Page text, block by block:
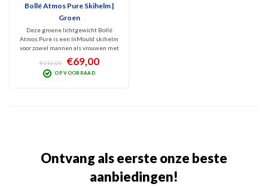
Bollé Atmos Pure Skihelm |
Groen
Deze groene lichtgewicht Bollé
Atmos Pure is een InMould skihelm
voor zowel mannen als vrouwen met
allround bescherming dankzij de
Avid Progressive EPS schuimvulling.
Voor dit segment een zeer
€110,00 €69,00
OP VOORRAAD
Ontvang als eerste onze beste
aanbiedingen!